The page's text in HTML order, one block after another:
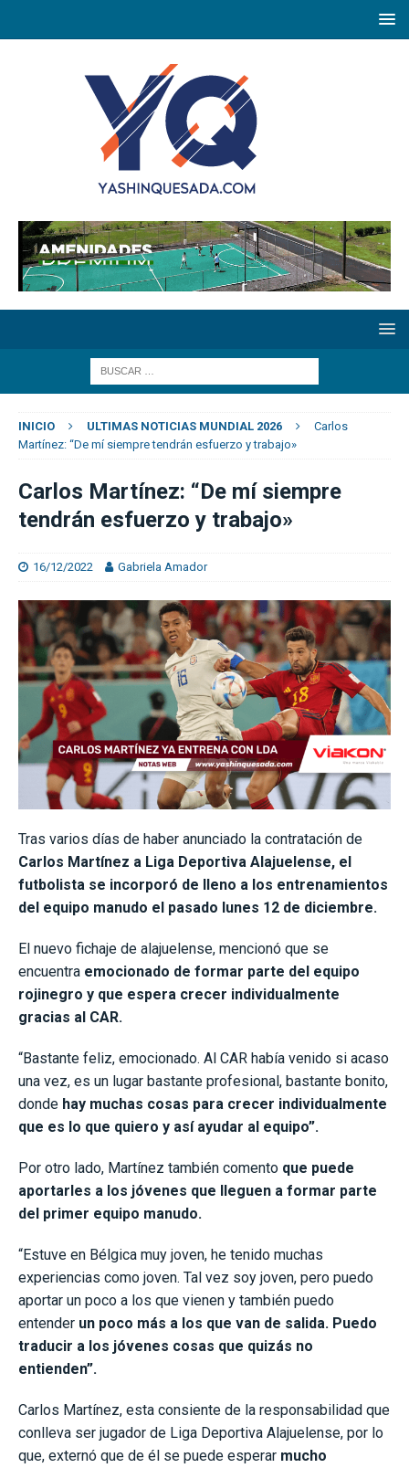
INICIO ULTIMAS NOTICIAS MUNDIAL 2026
Carlos
Martínez: “De mí siempre tendrán esfuerzo y trabajo»
Carlos Martínez: “De mí siempre
tendrán esfuerzo y trabajo»
16/12/2022 Gabriela Amador
Tras varios días de haber anunciado la contratación de
Carlos Martínez a Liga Deportiva Alajuelense, el
futbolista se incorporó de lleno a los entrenamientos
del equipo manudo el pasado lunes 12 de diciembre.
El nuevo fichaje de alajuelense, mencionó que se
encuentra emocionado de formar parte del equipo
rojinegro y que espera crecer individualmente
gracias al CAR.
“Bastante feliz, emocionado. Al CAR había venido si acaso
una vez, es un lugar bastante profesional, bastante bonito,
donde hay muchas cosas para crecer individualmente
que es lo que quiero y así ayudar al equipo”.
Por otro lado, Martínez también comento que puede
aportarles a los jóvenes que lleguen a formar parte
del primer equipo manudo.
“Estuve en Bélgica muy joven, he tenido muchas
experiencias como joven. Tal vez soy joven, pero puedo
aportar un poco a los que vienen y también puedo
entender un poco más a los que van de salida. Puedo
traducir a los jóvenes cosas que quizás no
entienden”.
Carlos Martínez, esta consiente de la responsabilidad que
conlleva ser jugador de Liga Deportiva Alajuelense, por lo
que, externó que de él se puede esperar mucho